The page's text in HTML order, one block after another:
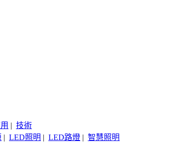
| 技術
| LED照明 | LED路燈 | 智慧照明